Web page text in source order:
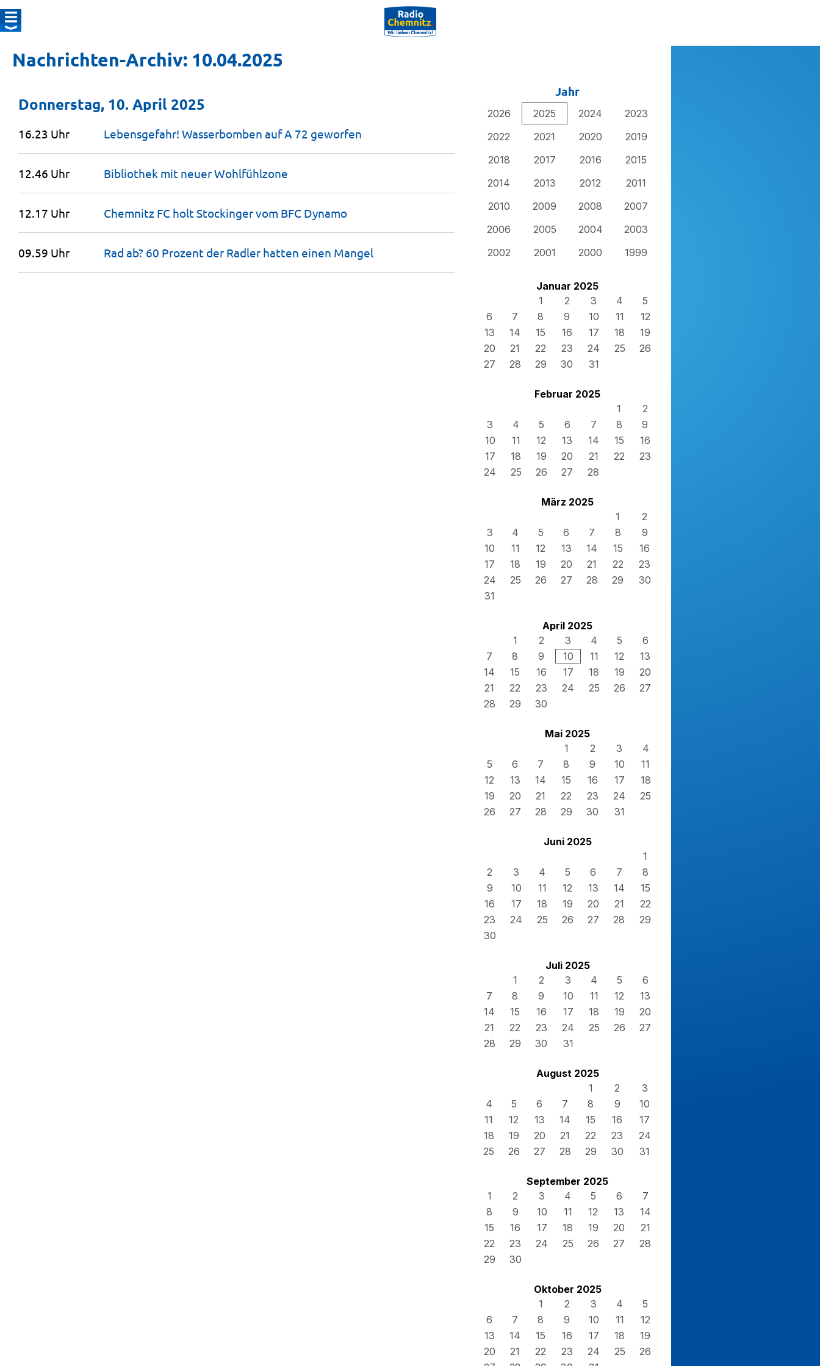
Nachrichten-Archiv: 10.04.2025
Jahr
2026 2025 2024
2023
2022
2021 2020
2019
2018
2017 2016
2015
2014
2013 2012
2011
2010
2009 2008
2007
2006
2005 2004
2003
2002
2001 2000 1999
Januar 2025
1
2 3 4
5
6
7 8 9 10 11
12
13
14 15 16 17 18
19
20
21 22 23 24 25
26
27
28 29 30 31
Februar 2025
1
2
3
4 5 6 7 8
9
10
11 12 13 14 15
16
17
18 19 20 21 22
23
24
25 26 27 28
März 2025
1
2
3
4 5 6 7 8
9
10
11 12 13 14 15
16
17
18 19 20 21 22
23
24
25 26 27 28 29
30
31
April 2025
1
2 3 4 5
6
7
8 9 10 11 12
13
14
15 16 17 18 19
20
21
22 23 24 25 26
27
28
29 30
Mai 2025
1
2 3
4
5
6 7 8 9 10
11
12
13 14 15 16 17
18
19
20 21 22 23 24
25
26
27 28 29 30 31
Juni 2025
1
2
3 4 5 6 7
8
9
10 11 12 13 14
15
16
17 18 19 20 21
22
23
24 25 26 27 28
29
30
Juli 2025
1
2 3 4 5
6
7
8 9 10 11 12
13
14
15 16 17 18 19
20
21
22 23 24 25 26
27
28
29 30 31
August 2025
1
2
3
4
5 6 7 8 9
10
11
12 13 14 15 16
17
18
19 20 21 22 23
24
25
26 27 28 29 30 31
September 2025
1
2 3 4 5 6
7
8
9 10 11 12 13
14
15
16 17 18 19 20
21
22
23 24 25 26 27
28
29
30
Oktober 2025
1
2 3 4
5
6
7 8 9 10 11
12
13
14 15 16 17 18
19
20
21 22 23 24 25
26
Donnerstag, 10. April 2025
16.23 Uhr Lebensgefahr! Wasserbomben auf A 72 geworfen
12.46 Uhr Bibliothek mit neuerWohlfühlzone
12.17 Uhr Chemnitz FC holt Stockinger vom BFC Dynamo
09.59 Uhr Rad ab? 60 Prozent der Radler hatten einen Mangel